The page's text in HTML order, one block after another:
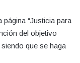
“Justicia para
del objetivo
que se haga